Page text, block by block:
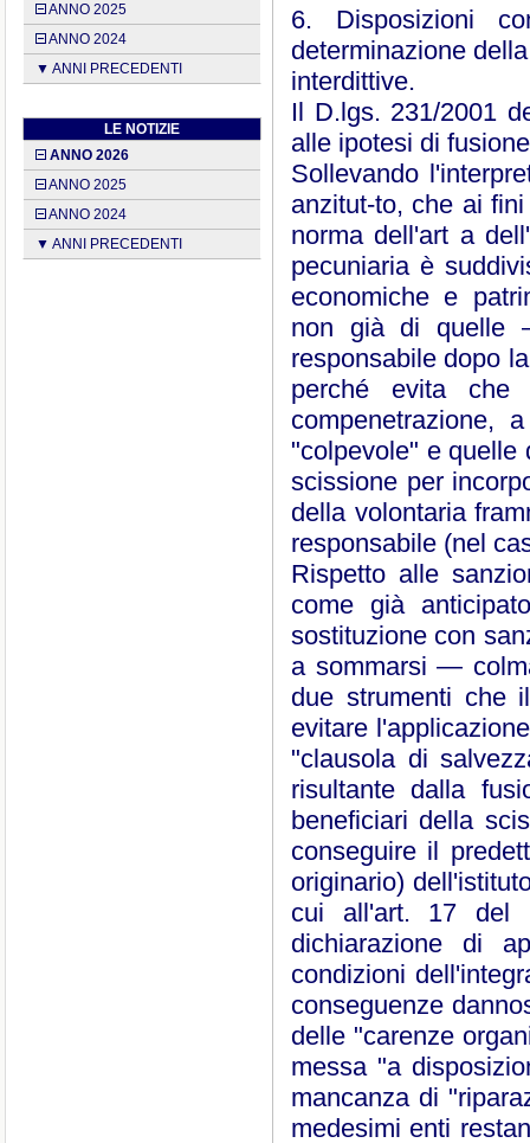
ANNO 2025
ANNO 2024
▼ ANNI PRECEDENTI
LE NOTIZIE
ANNO 2026
ANNO 2025
ANNO 2024
▼ ANNI PRECEDENTI
6. Disposizioni
determinazione
interdittive.
Il D.lgs. 231/2001
alle ipotesi di
Sollevando
anzitut-to, che ai
norma dell'art a
pecuniaria è
economiche e
non già di quelle
responsabile dopo
perché evita che
compenetrazione,
"colpevole" e quelle
scissione per
della volontaria
responsabile (nel
Rispetto alle
come già
sostituzione con
a sommarsi ―
due strumenti che
evitare
"clausola di
risultante dalla
beneficiari della
conseguire il
originario)
cui all'art. 17 del
dichiarazione di
condizioni
conseguenze
delle "carenze
messa "a
mancanza di
medesimi enti